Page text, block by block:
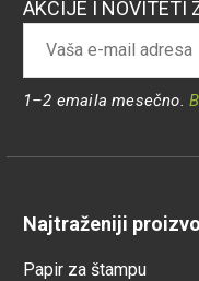
AKCIJE I NOVITETI
1–2 emaila mesečno.
Najtraženiji
Papir za štampu